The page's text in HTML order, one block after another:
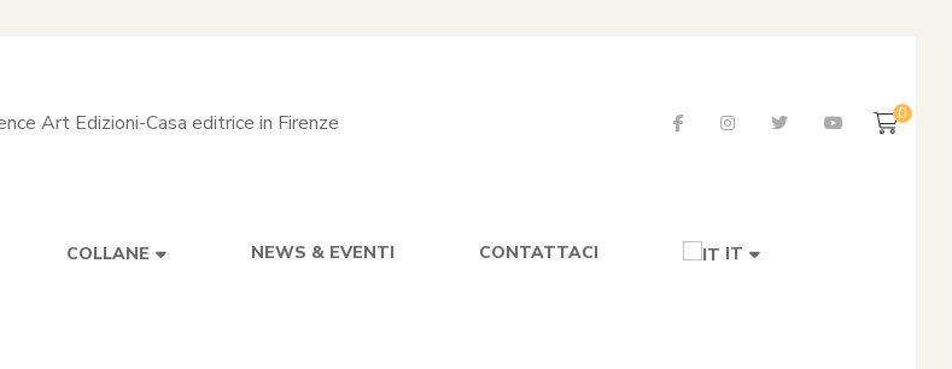
0
COLLANE NEWS & EVENTI CONTATTACI IT